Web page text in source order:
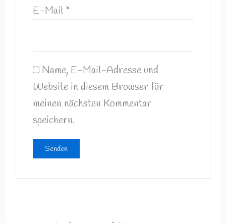
E-Mail *
Name, E-Mail-Adresse und
Website in diesem Browser für
meinen nächsten Kommentar
speichern.